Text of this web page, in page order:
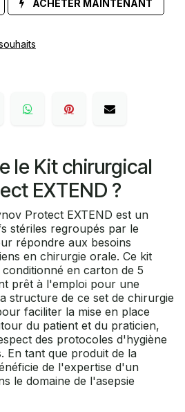
ACHETER MAINTENANT
le Kit chirurgical
EXTEND ?
Protect EXTEND est un
stériles regroupés par le
répondre aux besoins
en chirurgie orale. Ce kit
en carton de 5
prêt à l'emploi pour une
structure de ce set de chirurgie
faciliter la mise en place
du patient et du praticien,
des protocoles d'hygiène
En tant que produit de la
de l'expertise d'un
le domaine de l'asepsie